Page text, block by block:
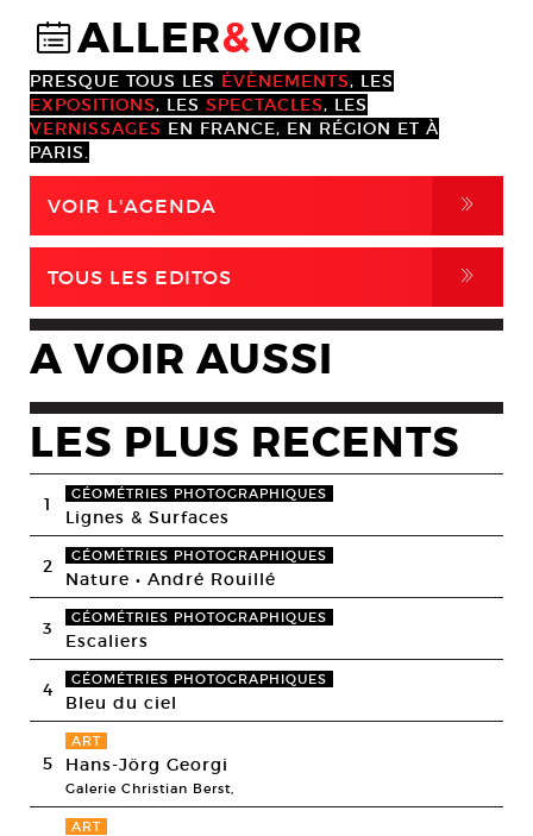
@ALLER&VOIR
PRESQUE TOUS LES ÉVÈNEMENTS, LES
EXPOSITIONS, LES SPECTACLES, LES
VERNISSAGES EN FRANCE, EN RÉGION ET À
PARIS.
VOIR L'AGENDA ,
TOUS LES EDITOS ,
A VOIR AUSSI
LES PLUS RECENTS
1 GÉOMÉTRIES PHOTOGRAPHIQUES
Lignes & Surfaces
2 GÉOMÉTRIES PHOTOGRAPHIQUES
Nature • André Rouillé
3 GÉOMÉTRIES PHOTOGRAPHIQUES
Escaliers
4 GÉOMÉTRIES PHOTOGRAPHIQUES
Bleu du ciel
5
ART
Hans-Jörg Georgi
Galerie Christian Berst,
ART